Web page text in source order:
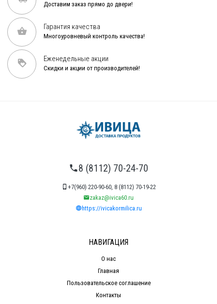
Доставим заказ прямо до двери!
Гарантия качества
Многоуровневый контроль качества!
Еженедельные акции
Скидки и акции от производителей!
8 (8112) 70-24-70
+7(960) 220-90-60, 8 (8112) 70-19-22
zakaz@ivica60.ru
https://ivicakormilica.ru
НАВИГАЦИЯ
О нас
Главная
Пользовательское соглашение
Контакты